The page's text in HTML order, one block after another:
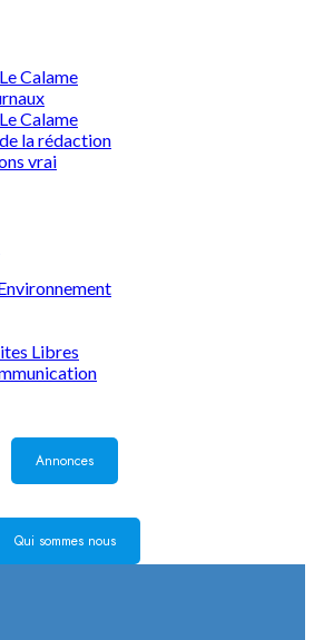
Calame
Calame
la rédaction
vrai
Libres
Annonces
Qui sommes nous